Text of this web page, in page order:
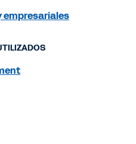
empresariales